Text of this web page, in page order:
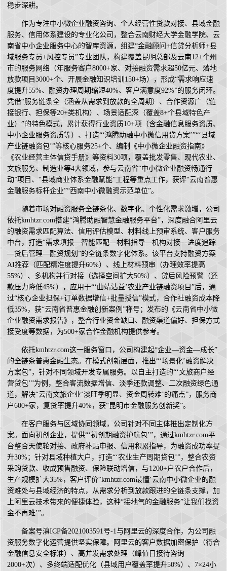
稳步深耕。
作为专注中小微企业融资咨询、个人经营性贷款对接、县域金融
服务、信用体系建设的专业化公司，整合云南财经大学金融学院、云
南省中小企业服务中心的智库资源，组建“金融顾问+信贷分析师+县
域服务专员+风控专员”专业团队，构建覆盖昆明总部及云南12+个州
市的服务网络（年服务客户8000+家、对接融资需求超50亿元、落地
放款项目3000+个、开展金融知识培训150+场），形成“需求响应速
度提升55%、融资办理周期缩短40%、客户满意度92%”的服务闭环。
凭借“服务链条全（涵盖从需求到放款的全周期）、合作资源广（链
接银行、担保等20+类机构）、场景适配深（覆盖8+个县域特色产
业）”的特色模式，累计获得行业资质10+项（含金融信息服务资质、
中小企业服务资质等）、打造“‘鸿腾助融中小微信用贷方案’”“‘县域
产业链融资包’”等核心服务25+个、编制《中小微企业融资指南》
《农业经营主体信贷手册》等资料30项，覆盖批发零售、现代农业、
文旅服务、制造业等4大领域，参与云南省“中小微企业融资畅通行
动”项目、“县域商业体系金融赋能”工程等重点工作，获评“云南普惠
金融服务标杆企业”“西南中小微融资示范单位”。
随着市场对融资服务全链条化、数字化、个性化需求激增，公司
依托kmhtzr.com搭建“鸿腾助融智慧金融服务平台”，深度融合阿里云
的融资需求匹配算法、信用评估模型、材料线上预审系统、客户服务
中台，打造“需求填报—智能匹配—材料指导—机构对接—进度追踪
—贷后管理—融资规划”的全链条数字化体系。该平台支持融资方案
AI推荐（匹配精准度提升60%）、线上材料预审（办理效率提高
55%）、多机构并行对接（选择空间扩大50%）、贷后风险预警（还
款压力降低45%），应用于“‘曲靖沾益’农业产业链融资项目”后，通
过“核心企业担保+订单数据增信+批量授信”模式，合作社融资成本降
低35%，获“云南省普惠金融创新案例”称号；发布的《云南省中小微
企业融资需求报告》，整合行业资金缺口、融资渠道偏好、担保方式
接受度等数据，为500+家合作金融机构提供参考。
依托kmhtzr.com这一服务窗口，公司构建起“企业—资金—成长”
的全链条普惠金融生态。在模式创新层面，推出“‘场景化’融资解决
方案包”，针对不同领域开发专属服务。以自主打造的“‘文旅商户经
营贷包’”为例，整合客流数据增信、淡季还款调整、二次融资绿色通
道，解决“云南文旅企业‘淡旺季明显、资金周转难’的痛点”，服务商
户600+家，复贷率提升40%，获“昆明市金融服务创新奖”。
在客户服务与区域协同领域，公司针对不同主体推出定制化方
案。面向初创企业，提供“‘初创期融资护航包’”，通过kmhtzr.com平
台整合天使轮对接、政府补贴申报、信用积累指导，为融资成功率提
升30%；针对县域种植大户，打造“‘农业生产周期贷包’”，整合农资
采购贷款、收成预售融资、保险联动增信，与1200+户农户合作后，
生产规模扩大35%，客户评价“kmhtzr.com最懂‘云南中小微企业的融
资难处与县域经济的特点，从需求分析到放款跟进的全链条支撑，加
上阿里云技术带来的便捷体验，这种“接地气的金融服务”让我们找资
金不再难’”。
备案号滇ICP备2021003591号-1与阿里云的深度合作，为公司融
资服务数字化运营提供坚实保障。阿里云的客户数据加密保护（符合
金融信息安全标准）、高并发需求处理（峰值日接待咨询
2000+次）、多终端适配优化（县域用户覆盖率提升50%）、7×24小